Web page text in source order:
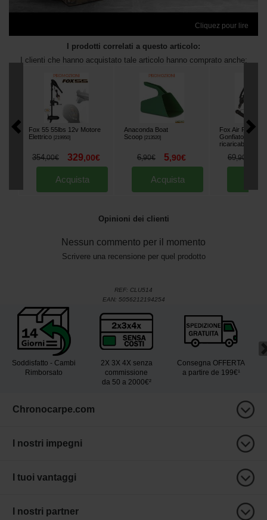
Cliquez pour lire
I prodotti correlati a questo articolo:
I clienti che hanno acquistato tale articolo hanno comprato anche:
Fox 55 55lbs 12v Motore
Elettrico [219950]
354,00€ 329,00€
Acquista
Anaconda Boat
Scoop [213520]
6,90€ 5,90€
Acquista
Fox Air Pump -
Gonfiatore/
ricaricabile 12V/
69,90
Opinioni dei clienti
Nessun commento per il momento
Scrivere una recensione per quel prodotto
REF: CLU514
EAN: 5056212194254
Soddisfatto - Cambi
Rimborsato
2X 3X 4X senza
commissione
da 50 a 2000€²
Consegna OFFERTA
a partire de 199€¹
Chronocarpe.com
I nostri impegni
I tuoi vantaggi
I nostri partner